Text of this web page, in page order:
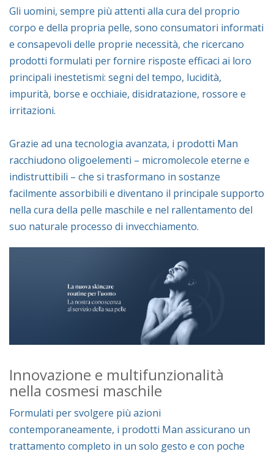
Gli uomini, sempre più attenti alla cura del proprio
corpo e della propria pelle, sono consumatori informati
e consapevoli delle proprie necessità, che ricercano
prodotti formulati per fornire risposte efficaci ai loro
principali inestetismi: segni del tempo, lucidità,
impurità, borse e occhiaie, disidratazione, rossore e
irritazioni.
Grazie ad una tecnologia avanzata, i prodotti Man
racchiudono oligoelementi – micromolecole eterne e
indistruttibili – che si trasformano in sostanze
facilmente assorbibili e diventano il principale supporto
nella cura della pelle maschile e nel rallentamento del
suo naturale processo di invecchiamento.
Innovazione e multifunzionalità
nella cosmesi maschile
Formulati per svolgere più azioni
contemporaneamente, i prodotti Man assicurano un
trattamento completo in un solo gesto e con poche